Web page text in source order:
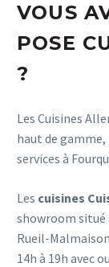
VOUS
POSE
?
Les Cuisines
haut de
services à
Les cuisines
showroom situé
Rueil-
14h à 19h avec